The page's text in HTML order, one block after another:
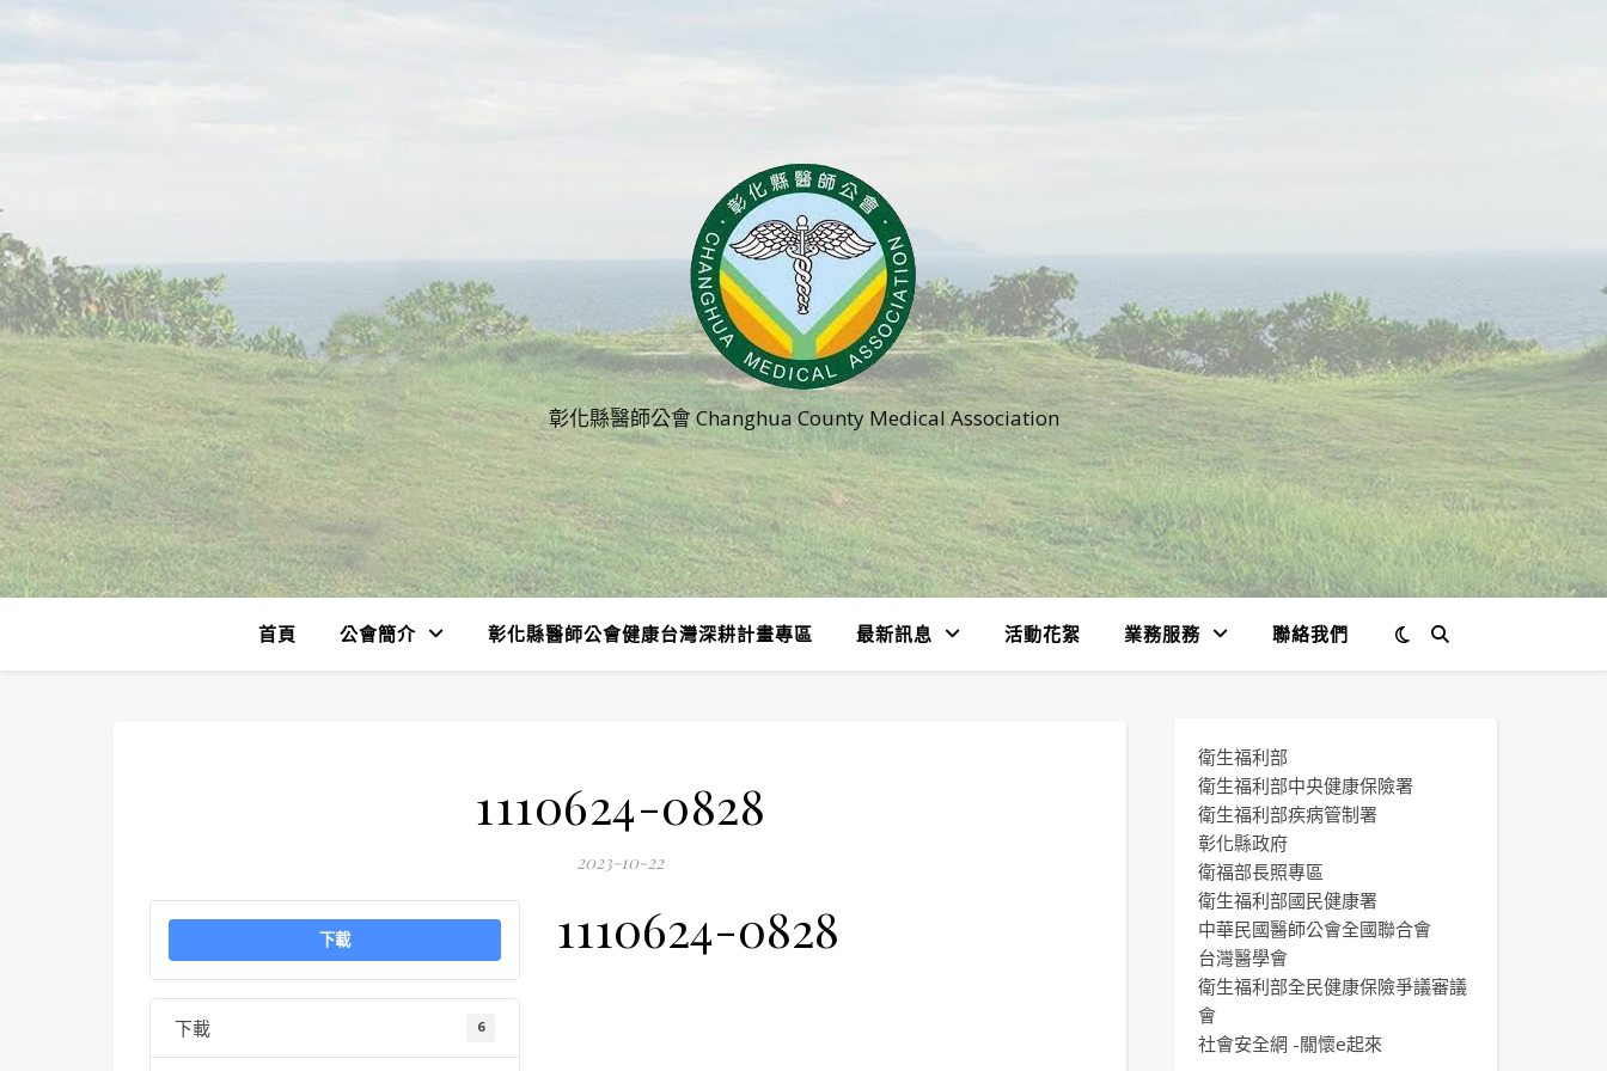
彰化縣醫師公會 Changhua County Medical Association
首頁 公會簡介 彰化縣醫師公會健康台灣深耕計畫專區 最新訊息 活動花絮 業務服務 聯絡我們
1110624-0828
2023-10-22
下載
下載 6
1110624-0828
衛生福利部
衛生福利部中央健康保險署
衛生福利部疾病管制署
彰化縣政府
衛福部長照專區
衛生福利部國民健康署
中華民國醫師公會全國聯合會
台灣醫學會
衛生福利部全民健康保險爭議審議
會
社會安全網 -關懷e起來